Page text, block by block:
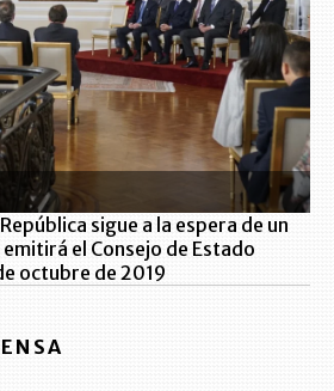
sigue a la espera de un
el Consejo de Estado
octubre de 2019